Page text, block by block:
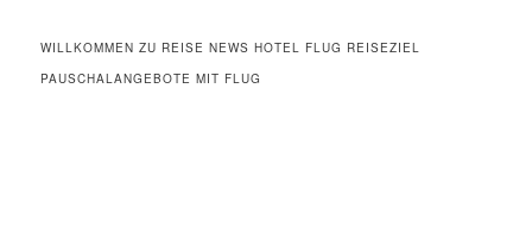
WILLKOMMEN ZU REISE NEWS HOTEL FLUG REISEZIEL
PAUSCHALANGEBOTE MIT FLUG